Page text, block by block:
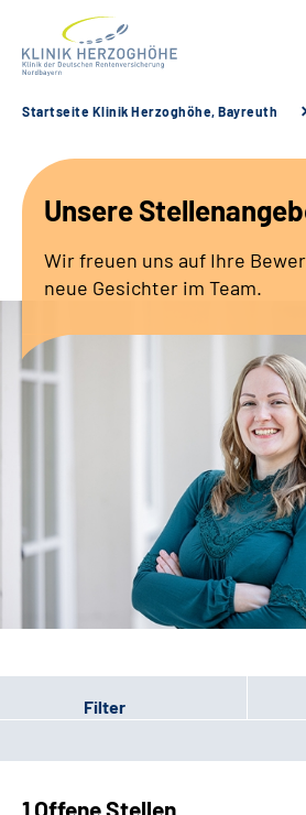
Leistungsangebot
Fachbereiche
Service
Leichte Sprache
Gebärdensprache
Patienten-Login
Startseite Klinik Herzoghöhe, Bayreuth
Unsere
Wir freuen uns auf Ihre
neue Gesichter im Team.
Filter
1 Offene Stellen